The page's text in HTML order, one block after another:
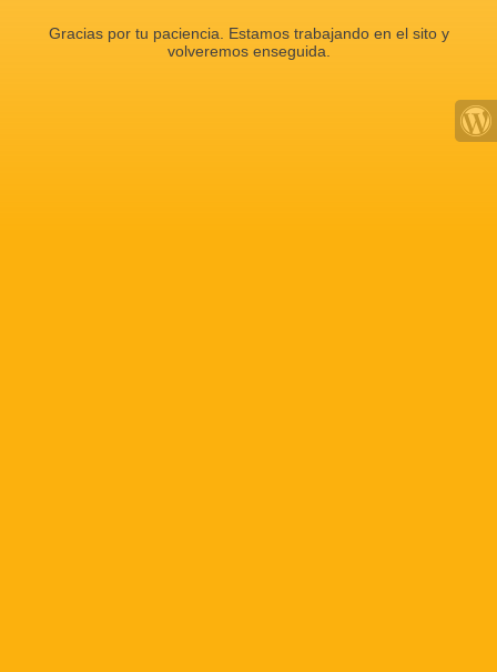
Gracias por tu paciencia. Estamos trabajando en el sito y
volveremos enseguida.